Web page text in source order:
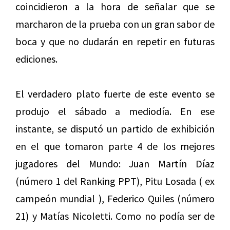
coincidieron a la hora de señalar que se
marcharon de la prueba con un gran sabor de
boca y que no dudarán en repetir en futuras
ediciones.
El verdadero plato fuerte de este evento se
produjo el sábado a mediodía. En ese
instante, se disputó un partido de exhibición
en el que tomaron parte 4 de los mejores
jugadores del Mundo: Juan Martín Díaz
(número 1 del Ranking PPT), Pitu Losada ( ex
campeón mundial ), Federico Quiles (número
21) y Matías Nicoletti. Como no podía ser de